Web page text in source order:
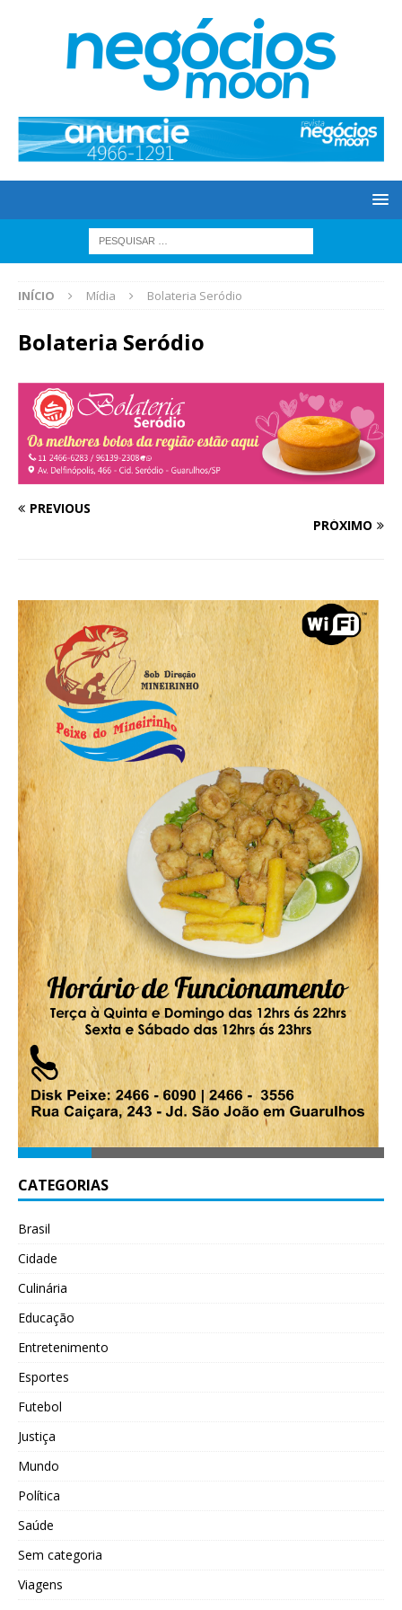
INÍCIO Mídia Bolateria Seródio
Bolateria Seródio
PREVIOUS
PRÓXIMO
CATEGORIAS
Brasil
Cidade
Culinária
Educação
Entretenimento
Esportes
Futebol
Justiça
Mundo
Política
Saúde
Sem categoria
Viagens